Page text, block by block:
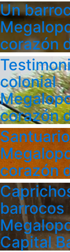
Un
corazón
colonial
corazón
corazón
barrocos
Capital